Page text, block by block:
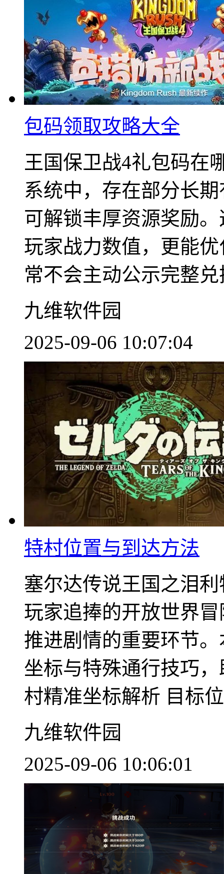
包码领取攻略大全
王国保卫战4礼包码在
系统中，存在部分长
可解锁丰厚资源奖励
玩家战力数值，更能
常不会主动公示完整兑
九维软件园
2025-09-06 10:07:04
特村位置与到达方法
塞尔达传说王国之泪
玩家追捧的开放世界
推进剧情的重要环节
坐标与特殊通行技巧
村精准坐标解析 目标
九维软件园
2025-09-06 10:06:01